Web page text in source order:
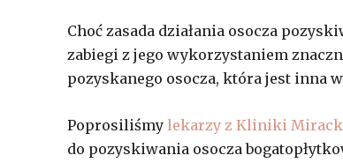
Choć zasada działania osocza
zabiegi z jego wykorzystaniem
pozyskanego osocza, która jest inna
Poprosiliśmy lekarzy z Kliniki
do pozyskiwania osocza